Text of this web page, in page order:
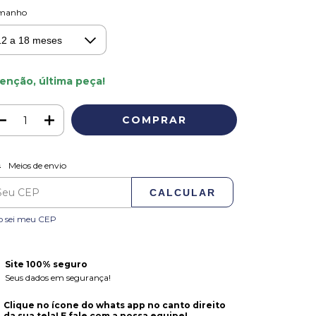
última peça!
para o CEP:
Meios de envio
CALCULAR
sei meu CEP
Site 100% seguro
Seus dados em segurança!
Clique no ícone do whats app no canto direito